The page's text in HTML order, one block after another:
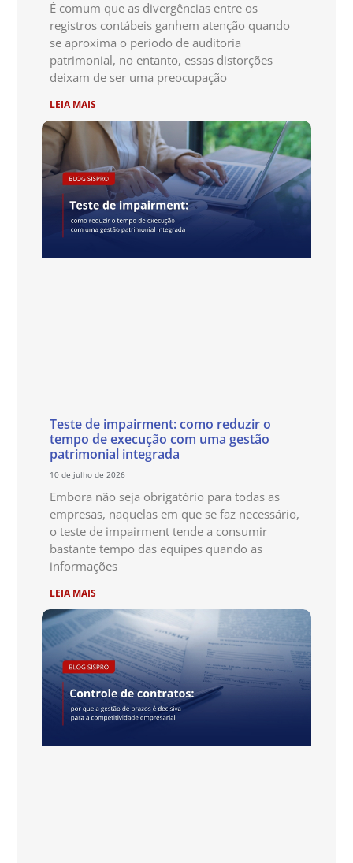
É comum que as divergências entre os
registros contábeis ganhem atenção quando
se aproxima o período de auditoria
patrimonial, no entanto, essas distorções
deixam de ser uma preocupação
LEIA MAIS
Teste de impairment: como reduzir o
tempo de execução com uma gestão
patrimonial integrada
10 de julho de 2026
Embora não seja obrigatório para todas as
empresas, naquelas em que se faz necessário,
o teste de impairment tende a consumir
bastante tempo das equipes quando as
informações
LEIA MAIS